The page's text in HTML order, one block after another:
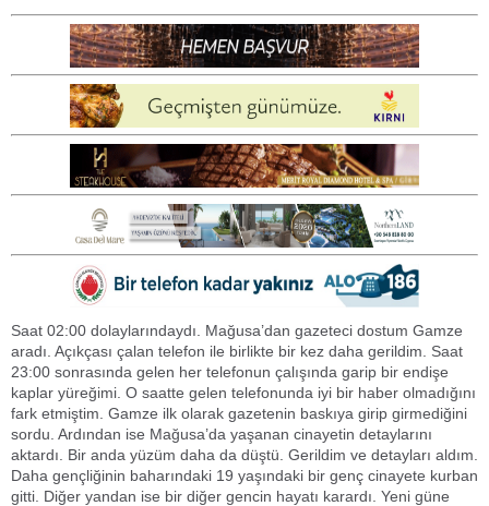
Saat 02:00 dolaylarındaydı. Mağusa’dan gazeteci dostum Gamze
aradı. Açıkçası çalan telefon ile birlikte bir kez daha gerildim. Saat
23:00 sonrasında gelen her telefonun çalışında garip bir endişe
kaplar yüreğimi. O saatte gelen telefonunda iyi bir haber olmadığını
fark etmiştim. Gamze ilk olarak gazetenin baskıya girip girmediğini
sordu. Ardından ise Mağusa’da yaşanan cinayetin detaylarını
aktardı. Bir anda yüzüm daha da düştü. Gerildim ve detayları aldım.
Daha gençliğinin baharındaki 19 yaşındaki bir genç cinayete kurban
gitti. Diğer yandan ise bir diğer gencin hayatı karardı. Yeni güne